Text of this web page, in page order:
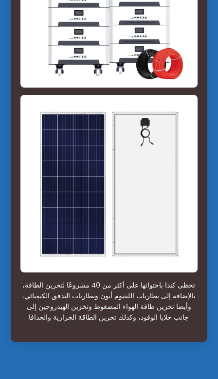
تحظى كندا باحتوائها على أكثر من 40 مشروعًا لتخزين الطاقة،
بالإضافة إلى بطاريات الليثيوم أيون وبطاريات التدفق الكيميائي،
وأيضا تخزين طاقة الهواء المضغوط وتخزين الهيدروجين إلى
جانب خلايا الوقود، وكذلك تخزين الطاقة الحرارية والحذافا